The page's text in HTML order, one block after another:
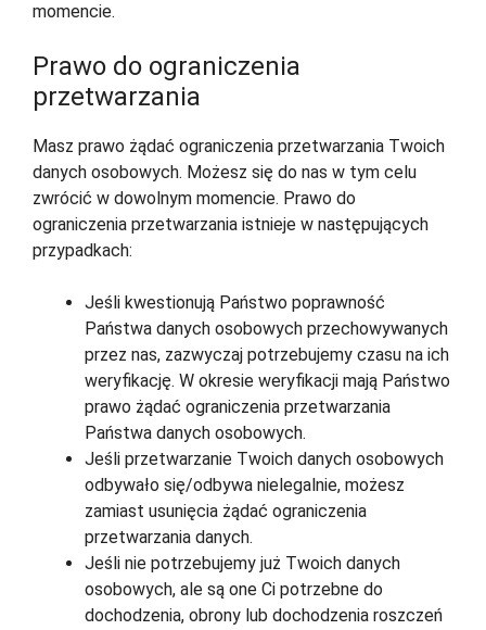
momencie.
Prawo do ograniczenia
przetwarzania
Masz prawo żądać ograniczenia przetwarzania Twoich
danych osobowych. Możesz się do nas w tym celu
zwrócić w dowolnym momencie. Prawo do
ograniczenia przetwarzania istnieje w następujących
przypadkach:
Jeśli kwestionują Państwo poprawność
Państwa danych osobowych przechowywanych
przez nas, zazwyczaj potrzebujemy czasu na ich
weryfikację. W okresie weryfikacji mają Państwo
prawo żądać ograniczenia przetwarzania
Państwa danych osobowych.
Jeśli przetwarzanie Twoich danych osobowych
odbywało się/odbywa nielegalnie, możesz
zamiast usunięcia żądać ograniczenia
przetwarzania danych.
Jeśli nie potrzebujemy już Twoich danych
osobowych, ale są one Ci potrzebne do
dochodzenia, obrony lub dochodzenia roszczeń